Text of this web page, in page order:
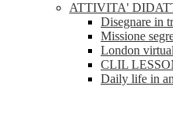
ATTIVITA'
Disegnare in
Missione
London
CLIL
Daily life in